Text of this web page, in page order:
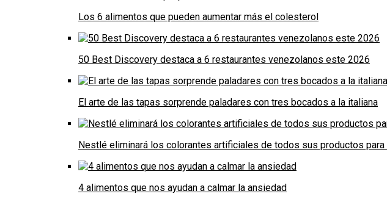
Los 6 alimentos que pueden aumentar más el colesterol
50 Best Discovery destaca a 6 restaurantes venezolanos este 2026
El arte de las tapas sorprende paladares con tres bocados a la italiana
Nestlé eliminará los colorantes artificiales de todos sus productos
4 alimentos que nos ayudan a calmar la ansiedad